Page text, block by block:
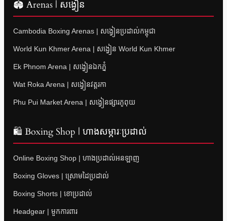
🏟 Arenas | សង្វៀន
Cambodia Boxing Arenas | សង្វៀនប្រដាល់កម្ពុជា
World Kun Khmer Arena | សង្វៀន World Kun Khmer
Ek Phnom Arena | សង្វៀនឯកភ្នំ
Wat Roka Arena | សង្វៀនវត្តរកា
Phu Pui Market Arena | សង្វៀនផ្សារភូពុយ
🛍 Boxing Shop | ហាងសម្ភារៈប្រដាល់
Online Boxing Shop | ហាងប្រដាល់អនឡាញ
Boxing Gloves | ស្រោមដៃប្រដាល់
Boxing Shorts | ខោប្រដាល់
Headgear | មួកការពារ